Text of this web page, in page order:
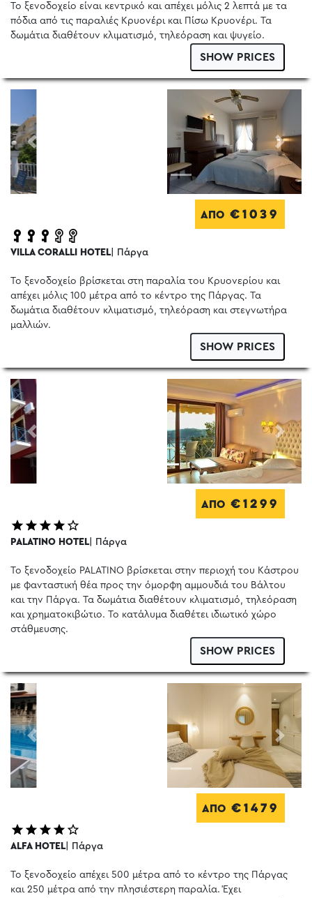
Το ξενοδοχείο είναι κεντρικό και απέχει μόλις 2 λεπτά με τα
πόδια από τις παραλιές Κρυονέρι και Πίσω Κρυονέρι. Τα
δωμάτια διαθέτουν κλιματισμό, τηλεόραση και ψυγείο.
SHOW PRICES
Previous Next
ΑΠΟ €1039
VILLA CORALLI HOTEL| Πάργα
Το ξενοδοχείο βρίσκεται στη παραλία του Κρυονερίου και
απέχει μόλις 100 μέτρα από το κέντρο της Πάργας. Τα
δωμάτια διαθέτουν κλιματισμό, τηλεόραση και στεγνωτήρα
μαλλιών.
SHOW PRICES
Previous Next
ΑΠΟ €1299
PALATINO HOTEL| Πάργα
Το ξενοδοχείο PALATINO βρίσκεται στην περιοχή του Κάστρου
με φανταστική θέα προς την όμορφη αμμουδιά του Βάλτου
και την Πάργα. Τα δωμάτια διαθέτουν κλιματισμό, τηλεόραση
και χρηματοκιβώτιο. Το κατάλυμα διαθέτει ιδιωτικό χώρο
στάθμευσης.
SHOW PRICES
Previous Next
ΑΠΟ €1479
ALFA HOTEL| Πάργα
Το ξενοδοχείο απέχει 500 μέτρα από το κέντρο της Πάργας
και 250 μέτρα από την πλησιέστερη παραλία. Έχει